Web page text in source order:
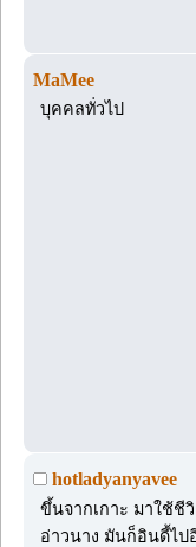
MaMee
บุคคลทั่วไป
hotladyanyavee
ขึ้นจากเกาะ มาใช้ชี
อ่าวนาง มันก็อินดี้ไป